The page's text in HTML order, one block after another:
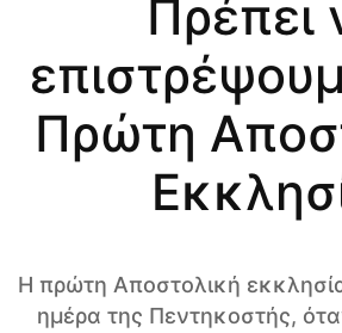
Πρέπει
Πρώτη
H πρώτη Αποστολική
ημέρα της Πεντηκοστής,